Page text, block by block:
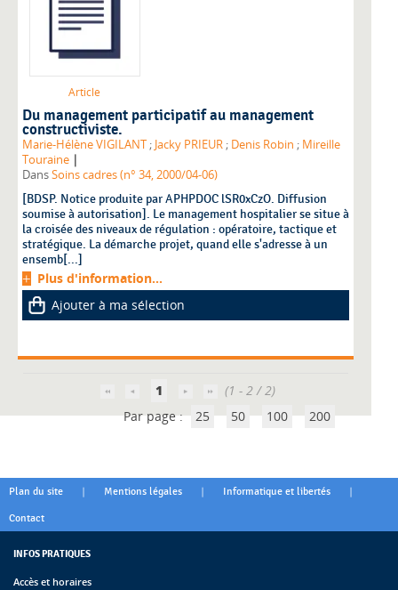
Article
Du management participatif au management
constructiviste.
Marie-Hélène VIGILANT ; Jacky PRIEUR ; Denis Robin ; Mireille
Touraine |
DansSoins cadres (n° 34, 2000/04-06)
[BDSP. Notice produite par APHPDOC lSR0xCzO. Diffusion
soumise à autorisation]. Le management hospitalier se situe à
la croisée des niveaux de régulation : opératoire, tactique et
stratégique. La démarche projet, quand elle s'adresse à un
ensemb[...]
Plus d'information...
Ajouter à ma sélection
1
(1 - 2 / 2)
Par page : 25 50 100 200
Plan du site | Mentions légales | Informatique et libertés |
Contact
INFOS PRATIQUES
Accès et horaires